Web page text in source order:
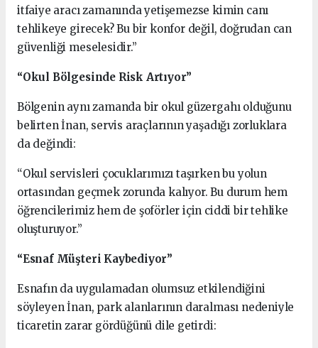
itfaiye aracı zamanında yetişemezse kimin canı
tehlikeye girecek? Bu bir konfor değil, doğrudan can
güvenliği meselesidir.”
“Okul Bölgesinde Risk Artıyor”
Bölgenin aynı zamanda bir okul güzergahı olduğunu
belirten İnan, servis araçlarının yaşadığı zorluklara
da değindi:
“Okul servisleri çocuklarımızı taşırken bu yolun
ortasından geçmek zorunda kalıyor. Bu durum hem
öğrencilerimiz hem de şoförler için ciddi bir tehlike
oluşturuyor.”
“Esnaf Müşteri Kaybediyor”
Esnafın da uygulamadan olumsuz etkilendiğini
söyleyen İnan, park alanlarının daralması nedeniyle
ticaretin zarar gördüğünü dile getirdi: